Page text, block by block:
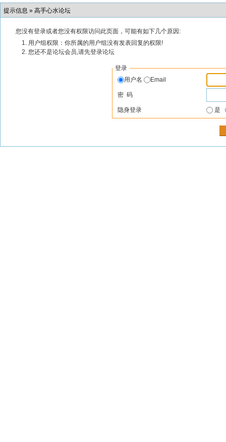
提示信息 » 高手心水论坛
您没有登录或者您没有权限访问此页面，可能有如下几个原因:
用户组权限：你所属的用户组没有发表回复的权限!
您还不是论坛会员,请先登录论坛
登录
用户名
Email
密 码
隐身登录 是